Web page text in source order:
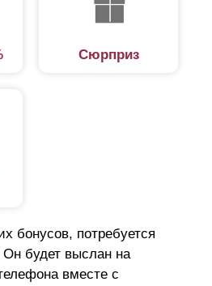
Сюрприз
бонусов, потребуется
Он будет выслан на
вместе с